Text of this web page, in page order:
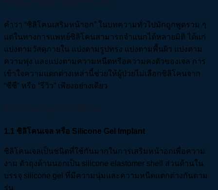
คำว่า “ซิลิโคนเสริมหน้าอก” ในบทความทั่วไปมักถูกพูดรวม ๆ
แต่ในทางการแพทย์ซิลิโคนสามารถจำแนกได้หลายมิติ ได้แก่
แบ่งตามวัสดุภายใน แบ่งตามรูปทรง แบ่งตามพื้นผิว แบ่งตาม
ความพุ่ง และแบ่งตามความหนืดหรือความคงตัวของเจล การ
เข้าใจความแตกต่างเหล่านี้ช่วยให้ผู้ป่วยไม่เลือกซิลิโคนจาก
“ซีซี” หรือ “รีวิว” เพียงอย่างเดียว
1.1 ซิลิโคนเจล หรือ Silicone Gel Implant
ซิลิโคนเจลเป็นชนิดที่ใช้กันมากในการเสริมหน้าอกเพื่อความ
งาม ตัวถุงด้านนอกเป็น silicone elastomer shell ส่วนด้านใน
บรรจุ silicone gel ที่มีความนุ่มและความหนืดแตกต่างกันตาม
รุ่น